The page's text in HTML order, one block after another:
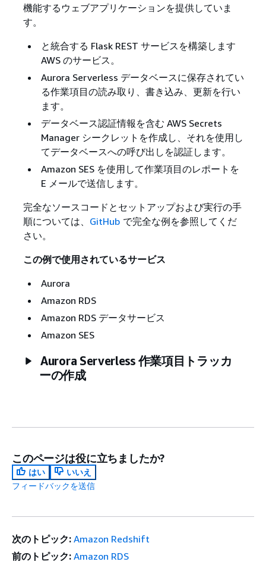
機能するウェブアプリケーションを提供していま
す。
と統合する Flask REST サービスを構築します
AWS のサービス。
Aurora Serverless データベースに保存されてい
る作業項目の読み取り、書き込み、更新を行い
ます。
データベース認証情報を含む AWS Secrets
Manager シークレットを作成し、それを使用し
てデータベースへの呼び出しを認証します。
Amazon SES を使用して作業項目のレポートを
E メールで送信します。
完全なソースコードとセットアップおよび実行の手
順については、 GitHub で完全な例を参照してくだ
さい。
この例で使用されているサービス
Aurora
Amazon RDS
Amazon RDS データサービス
Amazon SES
Aurora Serverless 作業項目トラッカ
ーの作成
このページは役に立ちましたか?
はい
いいえ
フィードバックを送信
次のトピック: Amazon Redshift
前のトピック: Amazon RDS